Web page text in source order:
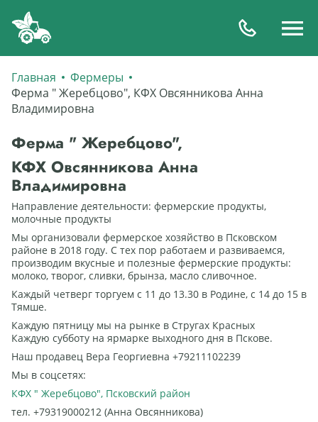
Главная
Фермеры
Ферма " Жеребцово", КФХ Овсянникова Анна
Владимировна
Ферма " Жеребцово",
КФХ Овсянникова Анна
Владимировна
Направление деятельности: фермерские продукты,
молочные продукты
Мы организовали фермерское хозяйство в Псковском
районе в 2018 году. С тех пор работаем и развиваемся,
производим вкусные и полезные фермерские продукты:
молоко, творог, сливки, брынза, масло сливочное.
Каждый четверг торгуем с 11 до 13.30 в Родине, с 14 до 15 в
Тямше.
Каждую пятницу мы на рынке в Стругах Красных
Каждую субботу на ярмарке выходного дня в Пскове.
Наш продавец Вера Георгиевна +79211102239
Мы в соцсетях:
КФХ " Жеребцово", Псковский район
тел. +79319000212 (Анна Овсянникова)